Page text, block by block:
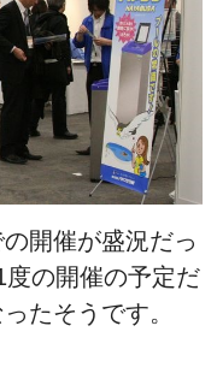
開催が盛況だっ
の開催の予定だ
たそうです。